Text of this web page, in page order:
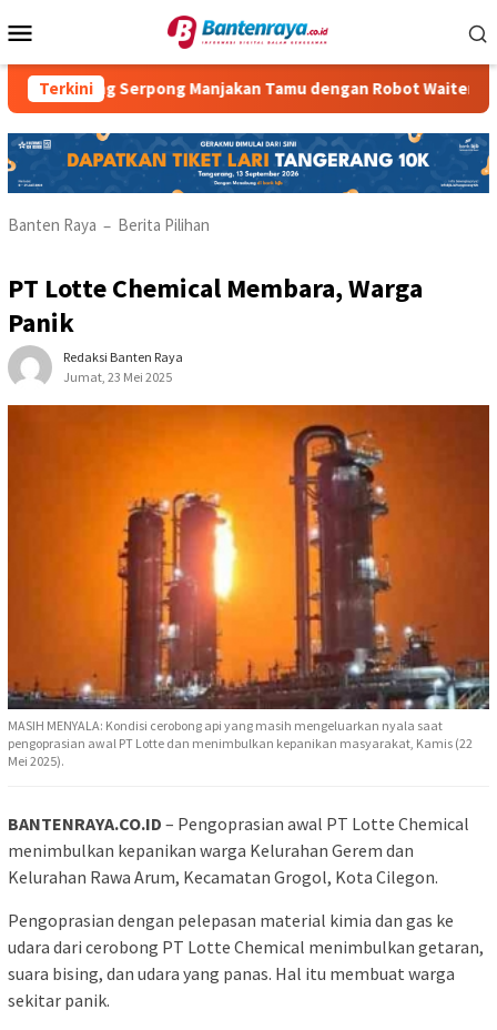
ke
Mobile
Terkini
Serpong Manjakan Tamu dengan Robot Waiter RM
Banten Raya – Berita Pilihan
PT Lotte Chemical Membara, Warga
Panik
Redaksi Banten Raya
Jumat, 23 Mei 2025
MASIH MENYALA: Kondisi cerobong api yang masih mengeluarkan nyala saat
pengoprasian awal PT Lotte dan menimbulkan kepanikan masyarakat, Kamis (22
Mei 2025).
BANTENRAYA.CO.ID – Pengoprasian awal PT Lotte Chemical
menimbulkan kepanikan warga Kelurahan Gerem dan
Kelurahan Rawa Arum, Kecamatan Grogol, Kota Cilegon.
Pengoprasian dengan pelepasan material kimia dan gas ke
udara dari cerobong PT Lotte Chemical menimbulkan getaran,
suara bising, dan udara yang panas. Hal itu membuat warga
sekitar panik.